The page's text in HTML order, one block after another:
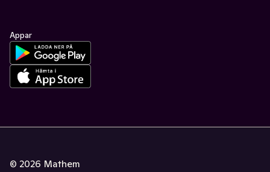
Appar
© 2026 Mathem